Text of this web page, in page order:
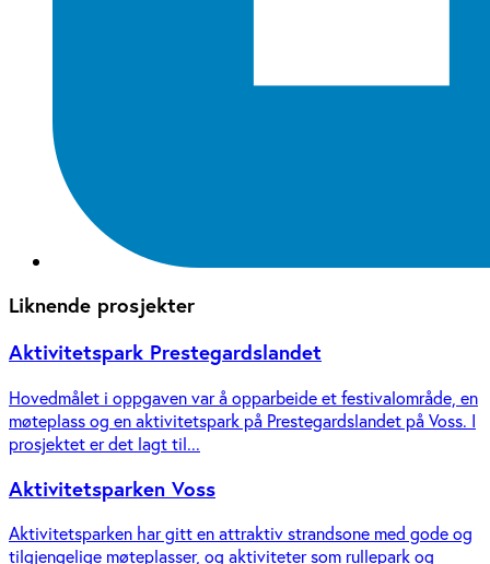
Liknende prosjekter
Aktivitetspark Prestegardslandet
Hovedmålet i oppgaven var å opparbeide et festivalområde, en
møteplass og en aktivitetspark på Prestegardslandet på Voss. I
prosjektet er det lagt til...
Aktivitetsparken Voss
Aktivitetsparken har gitt en attraktiv strandsone med gode og
tilgjengelige møteplasser, og aktiviteter som rullepark og